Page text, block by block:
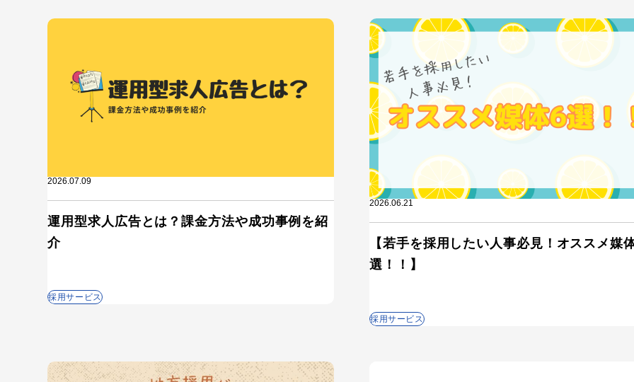
2026.07.09
運用型求人広告とは？課金方法や成功事例を紹
介
採用サービス
2026.06.21
【若手を採用したい人事必見！オススメ媒
選！！】
採用サービス